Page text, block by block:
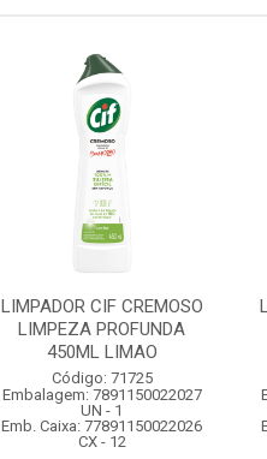
LIMPADOR CIF CREMOSO
LIMPEZA PROFUNDA
450ML LIMAO
Código: 71725
Embalagem: 7891150022027
UN - 1
Emb. Caixa: 77891150022026
CX - 12